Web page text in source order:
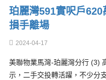
珀麗灣591實呎戶
損手離場
2024-04-17
美聯物業馬灣-珀麗灣分行 (3)
示，二手交投轉活躍，不少分